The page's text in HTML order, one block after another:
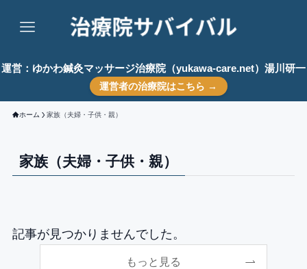
運営：ゆかわ鍼灸マッサージ治療院（yukawa-care.net）湯川研一
運営者の治療院はこちら →
ホーム 家族（夫婦・子供・親）
家族（夫婦・子供・親）
記事が見つかりませんでした。
もっと見る